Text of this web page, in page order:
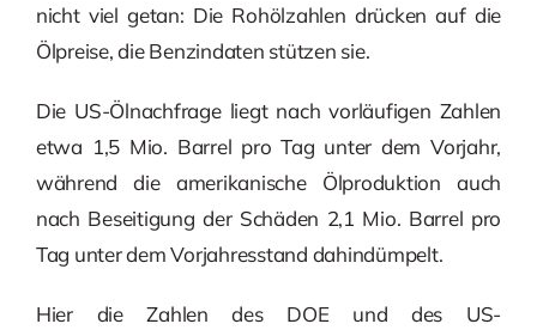
nicht viel getan: Die Rohölzahlen drücken auf die
Ölpreise, die Benzindaten stützen sie.
Die US-Ölnachfrage liegt nach vorläufigen Zahlen
etwa 1,5 Mio. Barrel pro Tag unter dem Vorjahr,
während die amerikanische Ölproduktion auch
nach Beseitigung der Schäden 2,1 Mio. Barrel pro
Tag unter dem Vorjahresstand dahindümpelt.
Hier die Zahlen des DOE und des US-